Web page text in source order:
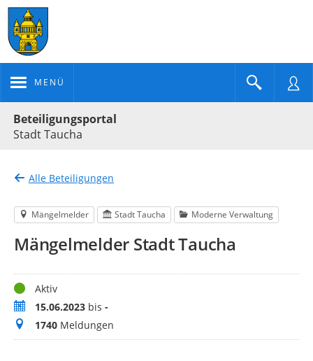
MENÜ
Beteiligungsportal
Stadt Taucha
Alle Beteiligungen
Mängelmelder Stadt Taucha Moderne Verwaltung
Mängelmelder Stadt Taucha
StatusAktiv
Zeitraum15.06.2023 bis -
Meldungen
1740 Meldungen